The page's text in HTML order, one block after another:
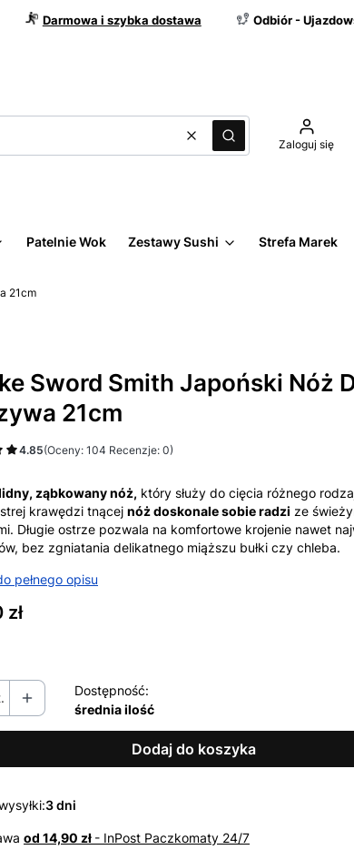
Darmowa i szybka dostawa Odbiór -
WyczyśćSzukaj Zaloguj się
Patelnie Wok Zestawy Sushi Strefa Marek
21cm
Sword Smith Japoński Nóż
21cm
4.85(Oceny: 104 Recenzje: 0)
ząbkowany nóż, który służy do cięcia różnego
krawędzi tnącej nóż doskonale sobie radzi ze
Długie ostrze pozwala na komfortowe krojenie nawet
bez zgniatania delikatnego miąższu bułki czy chleba.
pełnego opisu
zł
Dostępność:
średnia ilość
Dodaj do koszyka
3 dni
od 14,90 zł - InPost Paczkomaty 24/7